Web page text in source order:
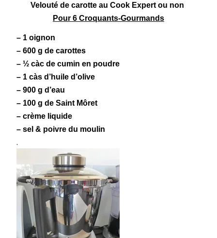
Velouté de carotte auCook Expert ou non
Pour 6 Croquants-Gourmands
– 1 oignon
– 600 g de carottes
– ½ càc de cumin en poudre
– 1 càs d’huile d’olive
– 900 g d’eau
– 100 g de Saint Môret
– crème liquide
– sel & poivre du moulin
.